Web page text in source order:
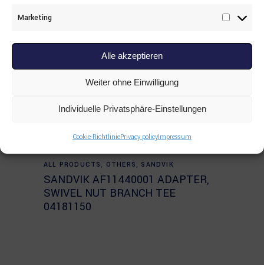
Marketing
Alle akzeptieren
Weiter ohne Einwilligung
Individuelle Privatsphäre-Einstellungen
Cookie-RichtliniePrivacy policyImpressum
Read more
ALL PRODUCTS , OTHERS , SANDVIK
SANDVIK AF11440001 ADAPTER,
SWIVEL NUT BRANCH TEE
04181150